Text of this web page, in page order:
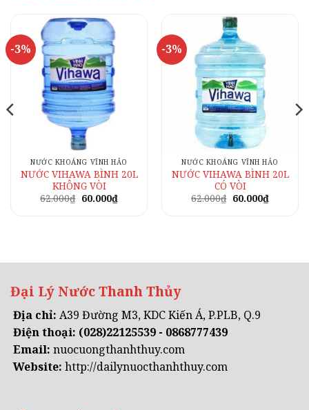
-3%
NƯỚC KHOÁNG VĨNH HẢO
NƯỚC VIHAWA BÌNH 20L
KHÔNG VÒI
62.000₫ Giá
60.000₫Giá
hiện
-3%
NƯỚC KHOÁNG VĨNH HẢO
NƯỚC VIHAWA BÌNH 20L
CÓ VÒI
62.000₫ Giá
60.000₫Giá
hiện
Đại Lý Nước Thanh Thủy
Địa chỉ: A39 Đường M3, KDC Kiến Á, P.PLB, Q.9
Điện thoại: (028)22125539 - 0868777439
Email: nuocuongthanhthuy.com
Website: http://dailynuocthanhthuy.com